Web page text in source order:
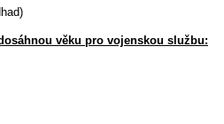
věku pro vojenskou službu: